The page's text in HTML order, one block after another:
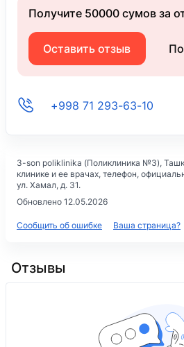
Получите 50000 сумов за
Оставить отзыв
+998 71 293-63-10
3-son poliklinika (Поликлиника №3),
клинике и ее врачах, телефон,
ул. Хамал, д. 31.
Обновлено 12.05.2026
Сообщить об ошибке Ваша страница?
Отзывы